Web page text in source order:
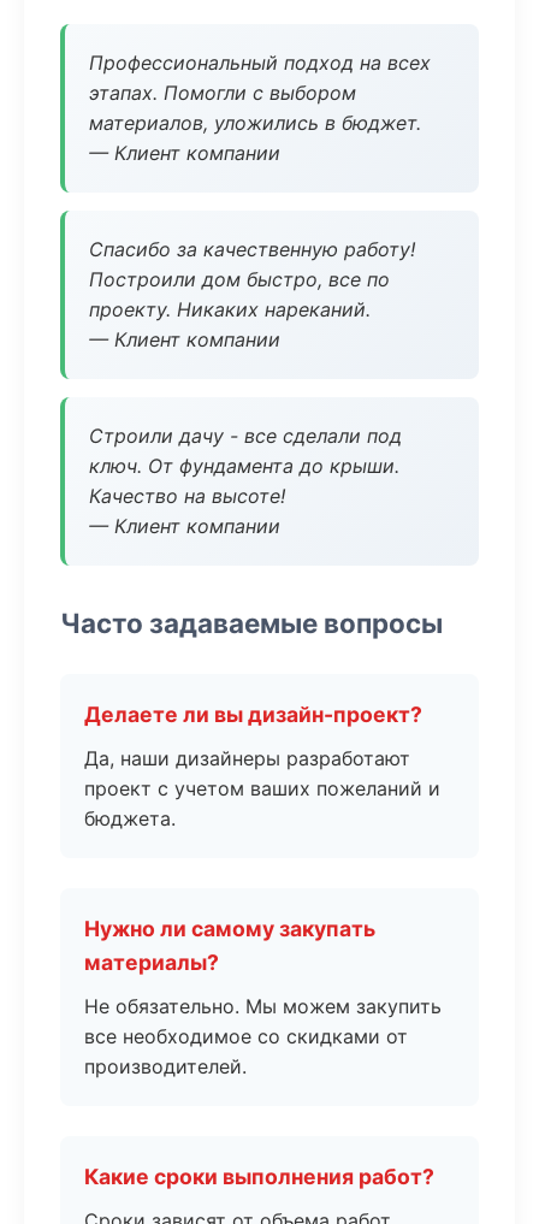
Профессиональный подход на всех
этапах. Помогли с выбором
материалов, уложились в бюджет.
— Клиент компании
Спасибо за качественную работу!
Построили дом быстро, все по
проекту. Никаких нареканий.
— Клиент компании
Строили дачу - все сделали под
ключ. От фундамента до крыши.
Качество на высоте!
— Клиент компании
Часто задаваемые вопросы
Делаете ли вы дизайн-проект?
Да, наши дизайнеры разработают
проект с учетом ваших пожеланий и
бюджета.
Нужно ли самому закупать
материалы?
Не обязательно. Мы можем закупить
все необходимое со скидками от
производителей.
Какие сроки выполнения работ?